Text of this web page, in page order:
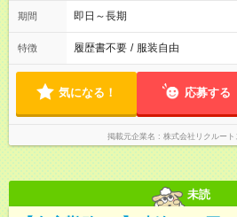
期間 即日～長期
特徴 履歴書不要 / 服装自由
気になる！ 応募する
掲載元企業名 株式会社リクルー
未読